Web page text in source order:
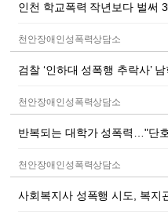
인천 학교폭력 작년보다 벌써 3
천안장애인성폭력상담소
검찰 ‘인하대 성폭행 추락사’
천안장애인성폭력상담소
반복되는 대학가 성폭력…"단
천안장애인성폭력상담소
사회복지사 성폭행 시도, 복지